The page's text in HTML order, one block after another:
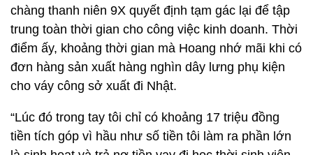
chàng thanh niên 9X quyết định tạm gác lại để tập
trung toàn thời gian cho công việc kinh doanh. Thời
điểm ấy, khoảng thời gian mà Hoang nhớ mãi khi có
đơn hàng sản xuất hàng nghìn dây lưng phụ kiện
cho váy công sở xuất đi Nhật.
“Lúc đó trong tay tôi chỉ có khoảng 17 triệu đồng
tiền tích góp vì hầu như số tiền tôi làm ra phần lớn